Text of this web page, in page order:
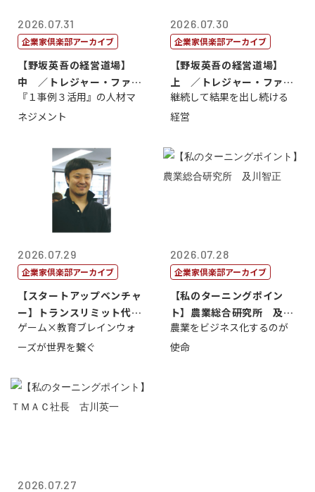
2026.07.31
企業家倶楽部アーカイブ
【野坂英吾の経営道場】
中 ／トレジャー・ファク
トリー社長野坂...
『１事例３活用』の人材マ
ネジメント
2026.07.30
企業家倶楽部アーカイブ
【野坂英吾の経営道場】
上 ／トレジャー・ファク
トリー社長野坂...
継続して結果を出し続ける
経営
2026.07.29
企業家倶楽部アーカイブ
【スタートアップベンチャ
ー】トランスリミット代表
取締役社長 ...
ゲーム×教育ブレインウォ
ーズが世界を繋ぐ
2026.07.28
企業家倶楽部アーカイブ
【私のターニングポイン
ト】農業総合研究所 及川
智正
農業をビジネス化するのが
使命
2026.07.27